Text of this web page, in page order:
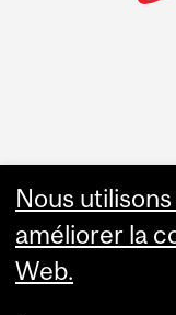
Faculty
Nous
améliorer la
Web.